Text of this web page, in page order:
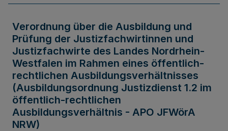
Verordnung über die Ausbildung und
Prüfung der Justizfachwirtinnen und
Justizfachwirte des Landes Nordrhein-
Westfalen im Rahmen eines öffentlich-
rechtlichen Ausbildungsverhältnisses
(Ausbildungsordnung Justizdienst 1.2 im
öffentlich-rechtlichen
Ausbildungsverhältnis - APO JFWörA
NRW)